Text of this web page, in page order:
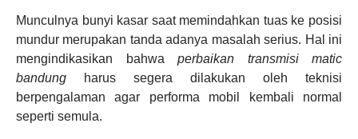
Munculnya bunyi kasar saat memindahkan tuas ke posisi
mundur merupakan tanda adanya masalah serius. Hal ini
mengindikasikan bahwa perbaikan transmisi matic
bandung harus segera dilakukan oleh teknisi
berpengalaman agar performa mobil kembali normal
seperti semula.